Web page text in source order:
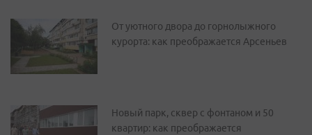
От уютного двора до горнолыжного
курорта: как преображается Арсеньев
Новый парк, сквер с фонтаном и 50
квартир: как преображается